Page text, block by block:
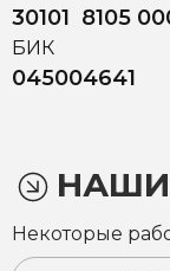
30101 8105
БИК
045004641
НАШИ
Некоторые